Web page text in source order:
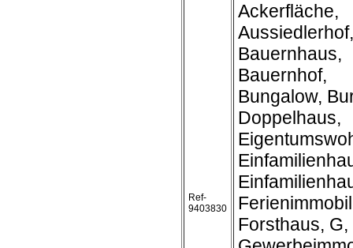
Ref-
9403830
Ackerfläche,
Aussiedlerhof,
Bauernhaus,
Bauernhof,
Bungalow,
Doppelhaus,
Forsthaus, G,